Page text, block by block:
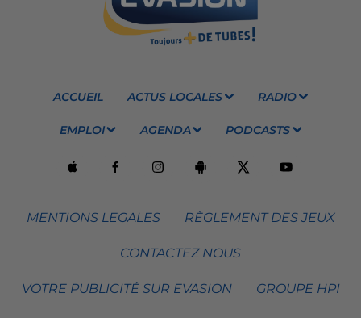
ACCUEIL ACTUS LOCALES RADIO
EMPLOI AGENDA PODCASTS
MENTIONS LEGALES RÈGLEMENT DES JEUX
CONTACTEZ NOUS
VOTRE PUBLICITÉ SUR EVASION GROUPE HPI